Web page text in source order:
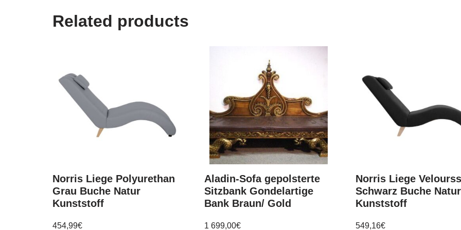
Related products
Norris Liege Polyurethan
Grau Buche Natur
Kunststoff
454,99€
Aladin-Sofa gepolsterte
Sitzbank Gondelartige
Bank Braun/ Gold
1 699,00€
Norris Liege
Schwarz Buche Natur
Kunststoff
549,16€